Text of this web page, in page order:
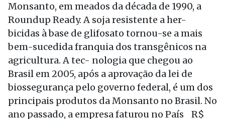
Monsanto, em meados da década de 1990, a
Roundup Ready. A soja resistente a her-
bicidas à base de glifosato tornou-se a mais
bem-sucedida franquia dos transgênicos na
agricultura. A tec- nologia que chegou ao
Brasil em 2005, após a aprovação da lei de
biossegurança pelo governo federal, é um dos
principais produtos da Monsanto no Brasil. No
ano passado, a empresa faturou no País R$